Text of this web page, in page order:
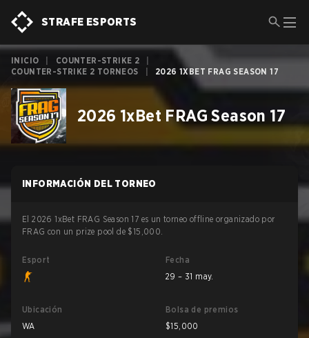
STRAFE ESPORTS
INICIO COUNTER-STRIKE 2
COUNTER-STRIKE 2 TORNEOS
2026 1XBET FRAG SEASON 17
2026 1xBet FRAG Season 17
INFORMACIÓN DEL TORNEO
El 2026 1xBet FRAG Season 17 es un torneo offline organizado por
FRAG con un prize pool de $15,000.
Esport
Fecha
29 – 31 may.
Ubicación
WA
Bolsa de premios
$15,000